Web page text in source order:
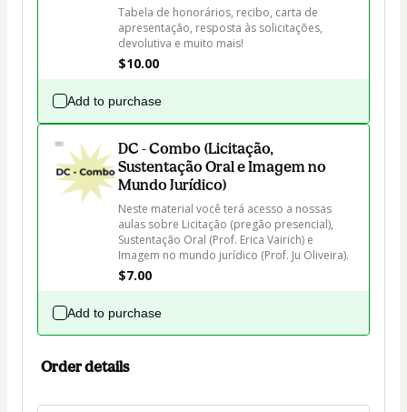
Tabela de honorários, recibo, carta de
apresentação, resposta às solicitações,
devolutiva e muito mais!
$10.00
Add to purchase
DC - Combo (Licitação,
Sustentação Oral e Imagem no
Mundo Jurídico)
Neste material você terá acesso a nossas
aulas sobre Licitação (pregão presencial),
Sustentação Oral (Prof. Erica Vairich) e
Imagem no mundo jurídico (Prof. Ju Oliveira).
$7.00
Add to purchase
Order details